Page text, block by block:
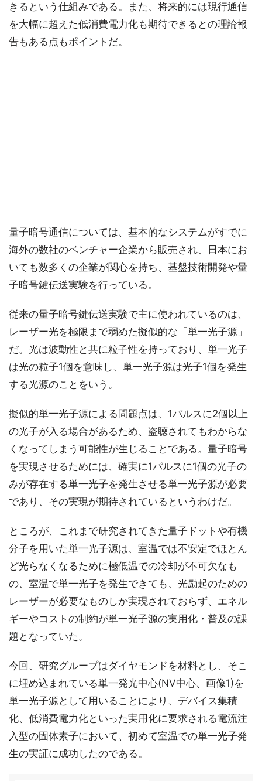
きるという仕組みである。また、将来的には現行通信
を大幅に超えた低消費電力化も期待できるとの理論報
告もある点もポイントだ。
量子暗号通信については、基本的なシステムがすでに
海外の数社のベンチャー企業から販売され、日本にお
いても数多くの企業が関心を持ち、基盤技術開発や量
子暗号鍵伝送実験を行っている。
従来の量子暗号鍵伝送実験で主に使われているのは、
レーザー光を極限まで弱めた擬似的な「単一光子源」
だ。光は波動性と共に粒子性を持っており、単一光子
は光の粒子1個を意味し、単一光子源は光子1個を発生
する光源のことをいう。
擬似的単一光子源による問題点は、1パルスに2個以上
の光子が入る場合があるため、盗聴されてもわからな
くなってしまう可能性が生じることである。量子暗号
を実現させるためには、確実に1パルスに1個の光子の
みが存在する単一光子を発生させる単一光子源が必要
であり、その実現が期待されているというわけだ。
ところが、これまで研究されてきた量子ドットや有機
分子を用いた単一光子源は、室温では不安定でほとん
ど光らなくなるために極低温での冷却が不可欠なも
の、室温で単一光子を発生できても、光励起のための
レーザーが必要なものしか実現されておらず、エネル
ギーやコストの制約が単一光子源の実用化・普及の課
題となっていた。
今回、研究グループはダイヤモンドを材料とし、そこ
に埋め込まれている単一発光中心(NV中心、画像1)を
単一光子源として用いることにより、デバイス集積
化、低消費電力化といった実用化に要求される電流注
入型の固体素子において、初めて室温での単一光子発
生の実証に成功したのである。